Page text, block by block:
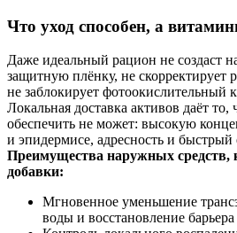
Что уход способен, а
Даже идеальный рацион не создаст
защитную плёнку, не скорректирует
не заблокирует фотоокислительный
Локальная доставка активов даёт
обеспечить не может: высокую
и эпидермисе, адресность и быстрый
Преимущества наружных средств,
добавки:
Мгновенное уменьшение
воды и восстановление